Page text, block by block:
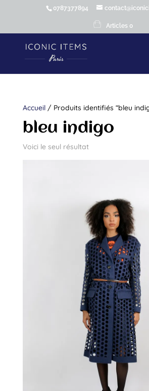
0787377894
Articles 0
Accueil/ Produits identifiés “bleu
bleu indigo
Voici le seul résultat